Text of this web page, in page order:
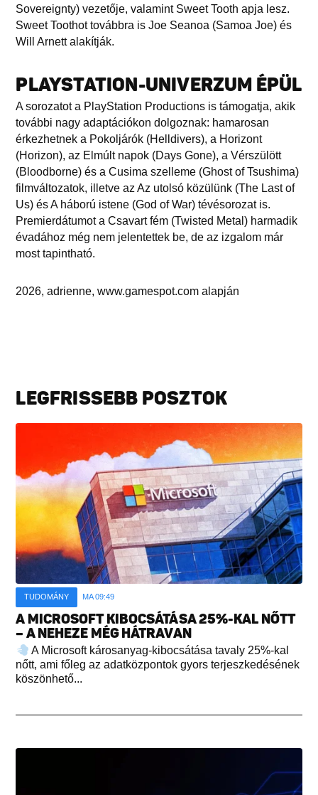
Sovereignty) vezetője, valamint Sweet Tooth apja lesz.
Sweet Toothot továbbra is Joe Seanoa (Samoa Joe) és
Will Arnett alakítják.
PLAYSTATION-UNIVERZUM ÉPÜL
A sorozatot a PlayStation Productions is támogatja, akik
további nagy adaptációkon dolgoznak: hamarosan
érkezhetnek a Pokoljárók (Helldivers), a Horizont
(Horizon), az Elmúlt napok (Days Gone), a Vérszülött
(Bloodborne) és a Cusima szelleme (Ghost of Tsushima)
filmváltozatok, illetve az Az utolsó közülünk (The Last of
Us) és A háború istene (God of War) tévésorozat is.
Premierdátumot a Csavart fém (Twisted Metal) harmadik
évadához még nem jelentettek be, de az izgalom már
most tapintható.
2026, adrienne, www.gamespot.com alapján
LEGFRISSEBB POSZTOK
TUDOMÁNY MA 09:49
A MICROSOFT KIBOCSÁTÁSA 25%-KAL NŐTT
– A NEHEZE MÉG HÁTRAVAN
A Microsoft károsanyag-kibocsátása tavaly 25%-kal
nőtt, ami főleg az adatközpontok gyors terjeszkedésének
köszönhető...